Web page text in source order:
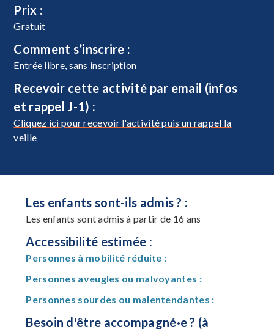
Prix :
Gratuit
Comment s’inscrire :
Entrée libre, sans inscription
Recevoir cette activité par email (infos
et rappel J-1) :
Cliquez ici pour recevoir l'activité puis un rappel la
veille
Les enfants sont-ils admis ? :
Les enfants sont admis à partir de 16 ans
Accessibilité estimée :
Personnes à mobilité réduite :
Personnes aveugles ou malvoyantes :
Personnes sourdes ou malentendantes :
Besoin d'être accompagné·e ? (à